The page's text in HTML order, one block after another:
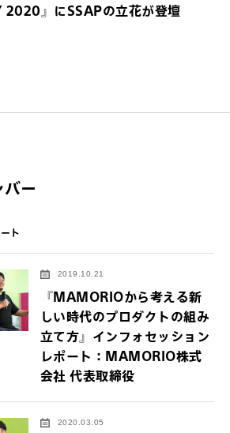
』にSSAPの立花が登壇
ー
ト
2019.10.21
『MAMORIOから考える新
しい時代のプロダクトの組み
立て方』インフォセッション
レポート：MAMORIO株式
会社 代表取締役
2020.03.05